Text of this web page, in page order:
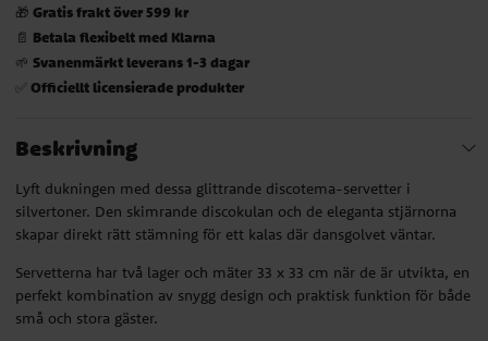
🎁 Gratis frakt över 599 kr
📄 Betala flexibelt med Klarna
🌱 Svanenmärkt leverans 1-3 dagar
✅ Officiellt licensierade produkter
Beskrivning
Lyft dukningen med dessa glittrande discotema-servetter i
silvertoner. Den skimrande discokulan och de eleganta stjärnorna
skapar direkt rätt stämning för ett kalas där dansgolvet väntar.
Servetterna har två lager och mäter 33 x 33 cm när de är utvikta, en
perfekt kombination av snygg design och praktisk funktion för både
små och stora gäster.